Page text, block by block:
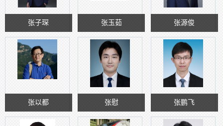
张子琛 张玉茹 张源俊
张以都 张慰 张鹏飞